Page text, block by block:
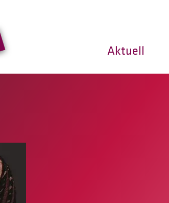
Aktuell